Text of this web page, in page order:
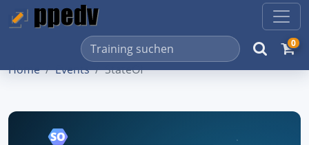
0
Home Events StateOf
SO